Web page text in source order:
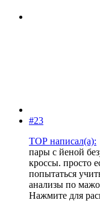
#23
ТОР написал(а):
пары с йеной
кроссы. просто
попытаться
анализы по
Нажмите для